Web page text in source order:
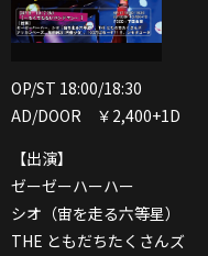
OP/ST 18:00/18:30
AD/DOOR ￥2,400+1D
【出演】
ゼーゼーハーハー
シオ（宙を走る六等星）
THE ともだちたくさんズ